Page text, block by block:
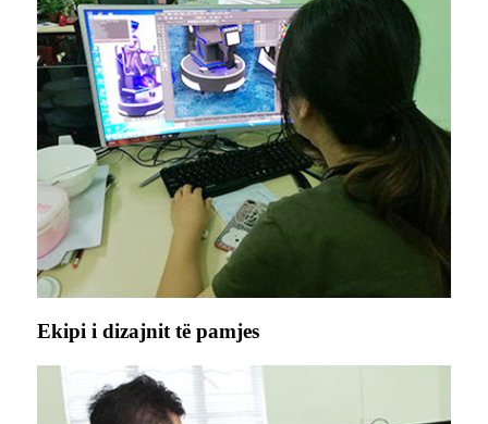
Ekipi i dizajnit të pamjes